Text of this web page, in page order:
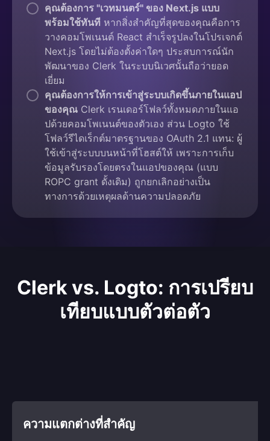
คุณต้องการ "เวทมนตร์" ของ Next.js แบบ
พร้อมใช้ทันที หากสิ่งสำคัญที่สุดของคุณคือการ
วางคอมโพเนนต์ React สำเร็จรูปลงในโปรเจกต์
Next.js โดยไม่ต้องตั้งค่าใดๆ ประสบการณ์นัก
พัฒนาของ Clerk ในระบบนิเวศนั้นถือว่ายอด
เยี่ยม
คุณต้องการให้การเข้าสู่ระบบเกิดขึ้นภายในแอป
ของคุณ Clerk เรนเดอร์โฟลว์ทั้งหมดภายในแอ
ปด้วยคอมโพเนนต์ของตัวเอง ส่วน Logto ใช้
โฟลว์รีไดเร็กต์มาตรฐานของ OAuth 2.1 แทน: ผู้
ใช้เข้าสู่ระบบบนหน้าที่โฮสต์ให้ เพราะการเก็บ
ข้อมูลรับรองโดยตรงในแอปของคุณ (แบบ
ROPC grant ดั้งเดิม) ถูกยกเลิกอย่างเป็น
ทางการด้วยเหตุผลด้านความปลอดภัย
Clerk vs. Logto: การเปรียบ
เทียบแบบตัวต่อตัว
ความแตกต่างที่สำคัญ